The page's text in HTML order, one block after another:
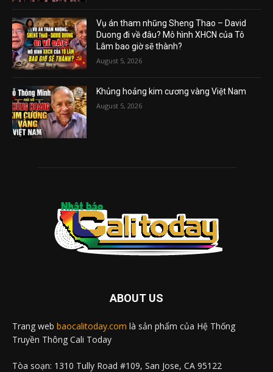
Vụ án tham nhũng Sheng Thao – David
Duong đi về đâu? Mô hình XHCN của Tô
Lâm bao giờ sẽ thành?
August 5, 2026
Khủng hoảng kim cương vàng Việt Nam
August 5, 2026
ABOUT US
Trang web baocalitoday.com là sản phẩm của Hệ Thống
Truyền Thông Cali Today
Tòa soạn: 1310 Tully Road #109, San Jose, CA 95122